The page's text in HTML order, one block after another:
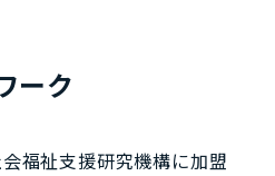
ーク
福祉⽀援研究機構に加盟